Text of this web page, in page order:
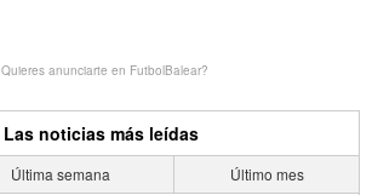
anunciarte en FutbolBalear?
Las noticias más leídas
Última semana Último mes